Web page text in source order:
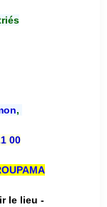
,
00
le lieu -